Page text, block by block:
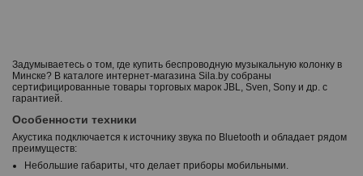
р
Задумываетесь о том, где купить беспроводную музыкальную колонку в
Минске? В каталоге интернет-магазина Sila.by собраны
сертифицированные товары торговых марок JBL, Sven, Sony и др. с
гарантией.
Особенности техники
Акустика подключается к источнику звука по Bluetooth и обладает рядом
преимуществ:
Небольшие габариты, что делает приборы мобильными.